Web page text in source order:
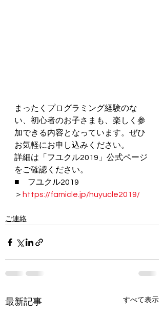
まったくプログラミング経験のな
い、初心者のお子さまも、楽しく参
加できる内容となっています。ぜひ
お気軽にお申し込みください。
詳細は「フユクル2019」公式ページ
をご確認ください。
■　フユクル2019
＞ https://famicle.jp/huyucle2019/
ご連絡
最新記事 すべて表示